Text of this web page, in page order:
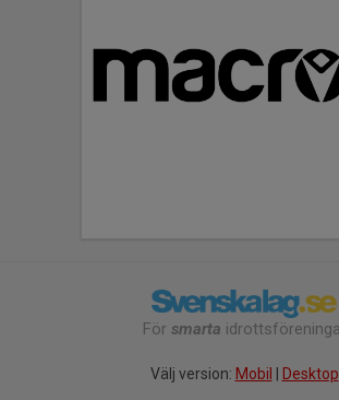
För smarta
Välj version: Mobil Desktop